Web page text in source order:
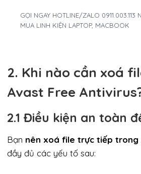
GỌI NGAY HOTLINE/ZALO 0911.003.113
MUA LINH KIỆN LAPTOP, MACBOOK
2. Khi nào cần xoá
Avast Free
2.1 Điều kiện an toàn
Bạn nên xoá file trực tiếp trong
đầy đủ các yếu tố sau: